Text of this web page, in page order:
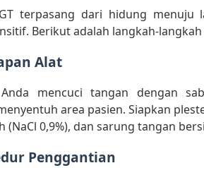
terpasang dari hidung
Berikut adalah langkah-
Alat
mencuci tangan dengan
area pasien. Siapkan
(NaCl 0,9%), dan sarung tangan
Penggantian